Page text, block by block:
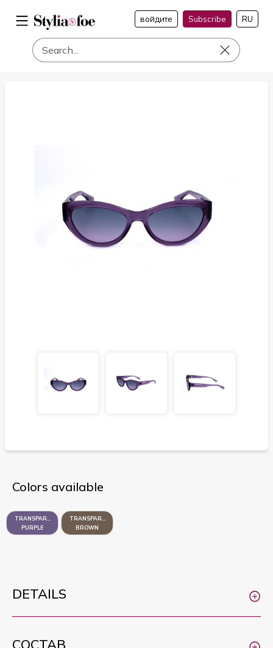
войдите Subscribe RU
Colors available
TRANSPARENT
PURPLE
TRANSPARENT
BROWN
DETAILS
СОСТАВ